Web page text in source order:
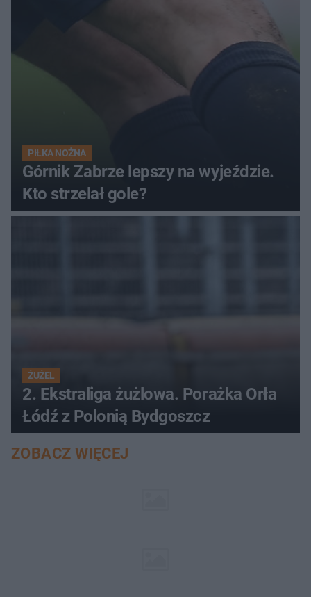
PIŁKA NOŻNA
Górnik Zabrze lepszy na wyjeździe.
Kto strzelał gole?
ŻUŻEL
2. Ekstraliga żużlowa. Porażka Orła
Łódź z Polonią Bydgoszcz
ZOBACZ WIĘCEJ